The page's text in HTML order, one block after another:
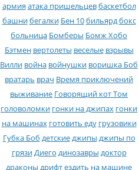
армия атака пришельцевбаскетбол
башнибегалки Бен 10бильярдбокс
больница Бомберы Бомж Хобо
Бэтмен вертолеты веселые взрывы
Вилли война войнушки воришка Боб
вратарь врач Время приключений
выживание Говорящий кот Том
головоломки гонки на джипах гонки
на машинах готовить еду грузовики
Губка Боб детскиеджипы джипы по
грязиДиего динозавры доктор
драконы дрифтездить на машине